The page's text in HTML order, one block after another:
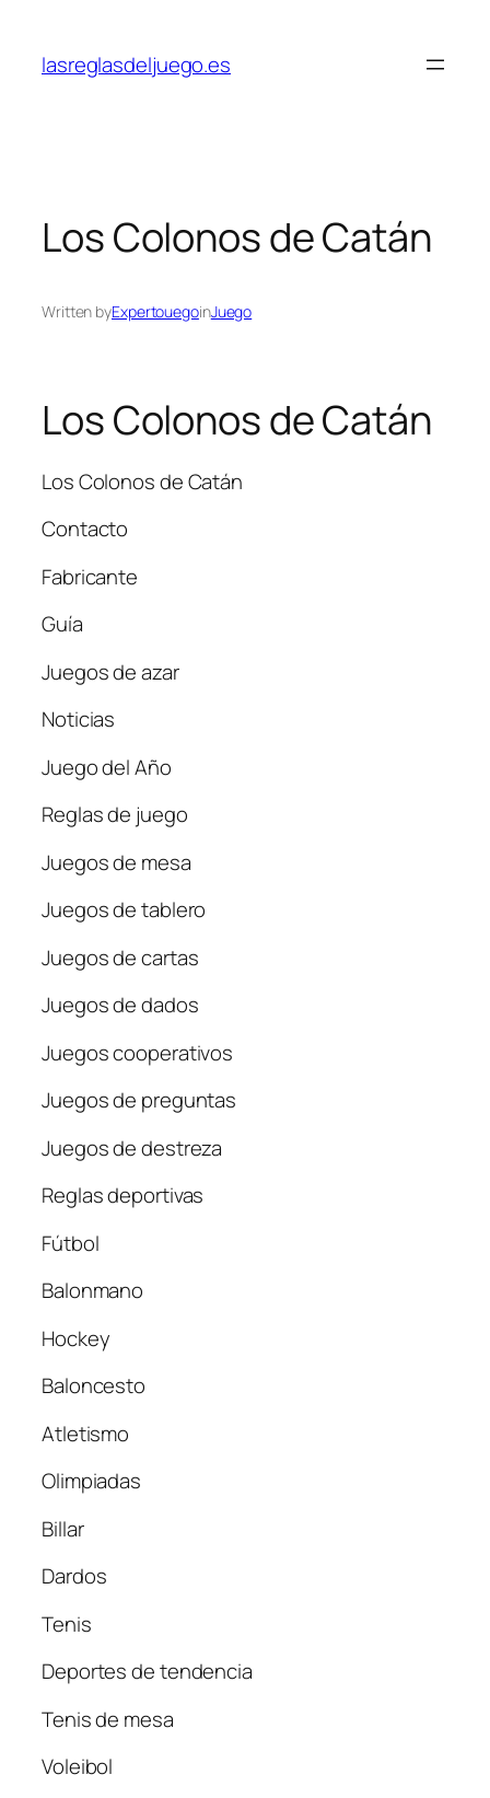
content
lasreglasdeljuego.es
Los Colonos de Catán
Written byExpertouegoinJuego
Los Colonos de Catán
Los Colonos de Catán
Contacto
Fabricante
Guía
Juegos de azar
Noticias
Juego del Año
Reglas de juego
Juegos de mesa
Juegos de tablero
Juegos de cartas
Juegos de dados
Juegos cooperativos
Juegos de preguntas
Juegos de destreza
Reglas deportivas
Fútbol
Balonmano
Hockey
Baloncesto
Atletismo
Olimpiadas
Billar
Dardos
Tenis
Deportes de tendencia
Tenis de mesa
Voleibol